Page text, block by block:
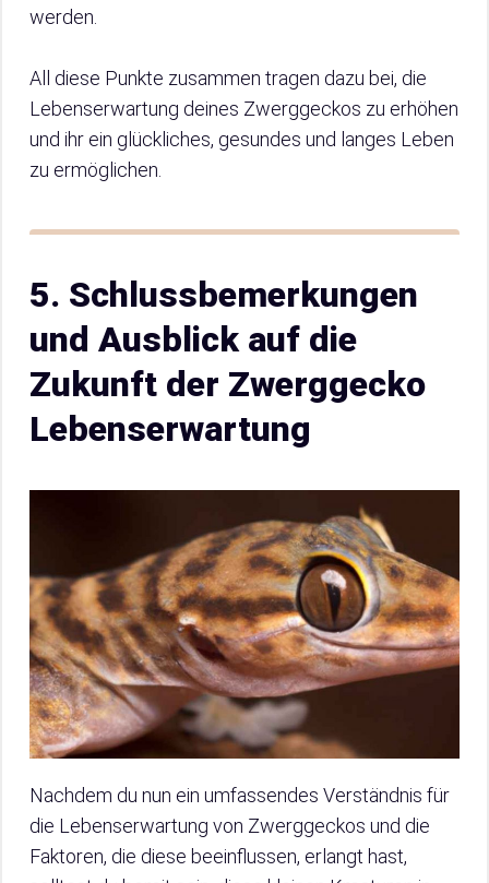
werden.
All diese Punkte zusammen tragen dazu bei, die
Lebenserwartung deines Zwerggeckos zu erhöhen
und ihr ein glückliches, gesundes und langes Leben
zu ermöglichen.
5. Schlussbemerkungen
und Ausblick auf die
Zukunft der Zwerggecko
Lebenserwartung
Nachdem du nun ein umfassendes Verständnis für
die Lebenserwartung von Zwerggeckos und die
Faktoren, die diese beeinflussen, erlangt hast,